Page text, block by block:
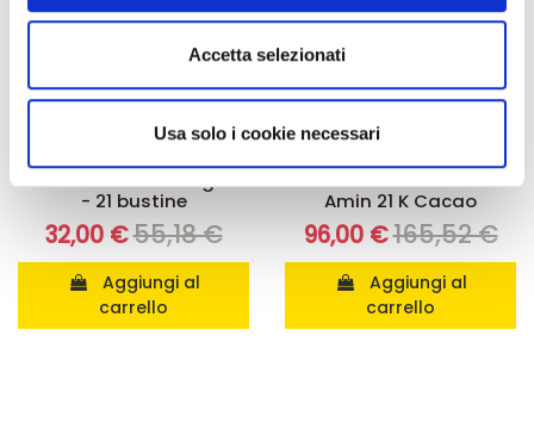
Utilizziamo i cookie per personalizzare contenuti ed
analizzare il nostro traffico. Condividiamo inoltre
informazioni sul modo in cui utilizza il nostro sito con i
nostri partner che si occupano di analisi dei dati web,
pubblicità e social media, i quali potrebbero combinarle
raccolto dal suo utilizzo dei loro servizi.
Accetta selezionati
Usa solo i cookie necessari
Amin 21 K alla vaniglia
- 21 bustine
32,00 €55,18 €
carrello
Kit Promo: 3 confezioni
Amin 21 K Cacao
96,00 €165,52 €
carrello